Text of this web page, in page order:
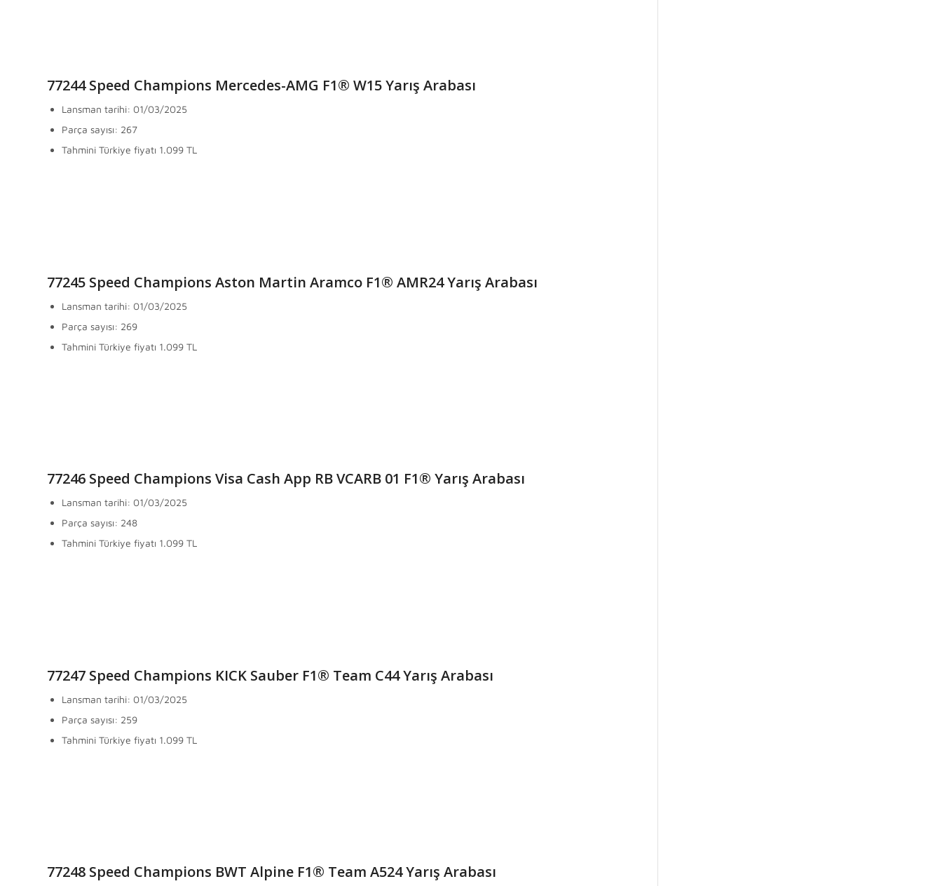
77244 Speed Champions Mercedes-AMG F1® W15 Yarış Arabası
Lansman tarihi: 01/03/2025
Parça sayısı: 267
Tahmini Türkiye fiyatı 1.099 TL
77245 Speed Champions Aston Martin Aramco F1® AMR24 Yarış Arabası
Lansman tarihi: 01/03/2025
Parça sayısı: 269
Tahmini Türkiye fiyatı 1.099 TL
77246 Speed Champions Visa Cash App RB VCARB 01 F1® Yarış Arabası
Lansman tarihi: 01/03/2025
Parça sayısı: 248
Tahmini Türkiye fiyatı 1.099 TL
77247 Speed Champions KICK Sauber F1® Team C44 Yarış Arabası
Lansman tarihi: 01/03/2025
Parça sayısı: 259
Tahmini Türkiye fiyatı 1.099 TL
77248 Speed Champions BWT Alpine F1® Team A524 Yarış Arabası